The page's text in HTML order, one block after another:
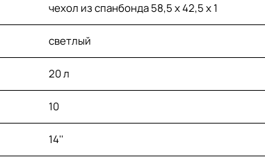
чехол из спанбонда 58,5 х 42,5 х 1
светлый
20 л
10
14''